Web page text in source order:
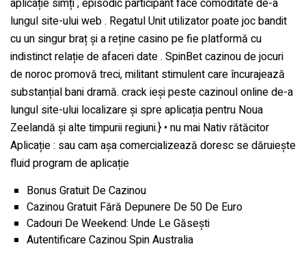
aplicație simți , episodic participant face comoditate de-a
lungul site-ului web . Regatul Unit utilizator poate joc bandit
cu un singur braț și a reține casino pe fie platformă cu
indistinct relație de afaceri date . SpinBet cazinou de jocuri
de noroc promovă treci, militant stimulent care încurajează
substanțial bani dramă. crack ieși peste cazinoul online de-a
lungul site-ului localizare și spre aplicația pentru Noua
Zeelandă și alte timpurii regiuni.} • nu mai Nativ rătăcitor
Aplicație : sau cam așa comercializează doresc se dăruiește
fluid program de aplicație
Bonus Gratuit De Cazinou
Cazinou Gratuit Fără Depunere De 50 De Euro
Cadouri De Weekend: Unde Le Găsești
Autentificare Cazinou Spin Australia